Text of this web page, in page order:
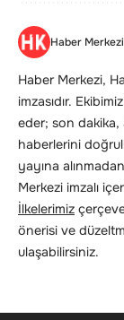
Haber Merkezi
Haber Merkezi,
imzasıdır.
eder; son
haberlerini
yayına
Merkezi imzalı
İlkelerimiz
önerisi ve
ulaşabilirsiniz.